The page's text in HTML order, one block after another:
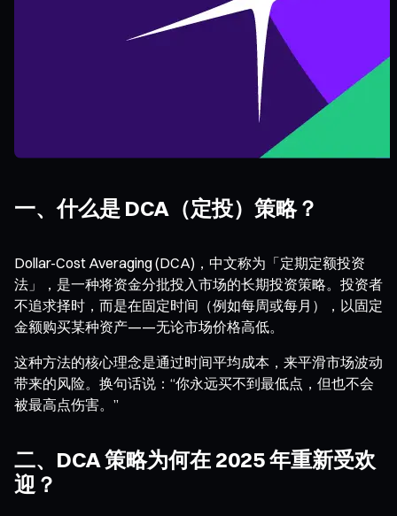
一、什么是 DCA（定投）策略？
Dollar-Cost Averaging (DCA)，中文称为「定期定额投资
法」，是一种将资金分批投入市场的长期投资策略。投资者
不追求择时，而是在固定时间（例如每周或每月），以固定
金额购买某种资产——无论市场价格高低。
这种方法的核心理念是通过时间平均成本，来平滑市场波动
带来的风险。换句话说：“你永远买不到最低点，但也不会
被最高点伤害。”
二、DCA 策略为何在 2025 年重新受欢
迎？